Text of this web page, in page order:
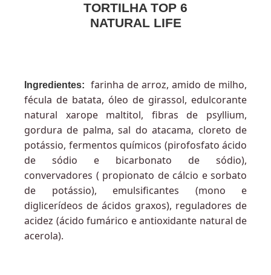
TORTILHA TOP 6
NATURAL LIFE
Ingredientes:
farinha de arroz, amido de milho,
fécula de batata, óleo de girassol, edulcorante
natural xarope maltitol, fibras de psyllium,
gordura de palma, sal do atacama, cloreto de
potássio, fermentos químicos (pirofosfato ácido
de sódio e bicarbonato de sódio),
convervadores ( propionato de cálcio e sorbato
de potássio), emulsificantes (mono e
diglicerídeos de ácidos graxos), reguladores de
acidez (ácido fumárico e antioxidante natural de
acerola).